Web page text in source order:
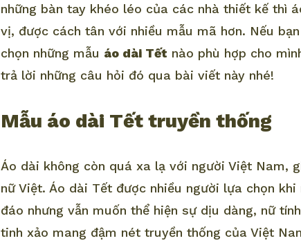
những bàn tay khéo léo của các nhà thiết kế thì
vị, được cách tân với nhiều mẫu mã hơn. Nếu
chọn những mẫu áo dài Tết nào phù hợp cho
trả lời những câu hỏi đó qua bài viết này nhé!
Mẫu áo dài Tết truyền thống
Áo dài không còn quá xa lạ với người Việt Nam,
nữ Việt. Áo dài Tết được nhiều người lựa chọn
đáo nhưng vẫn muốn thể hiện sự dịu dàng, nữ
tinh xảo mang đậm nét truyền thống của Việt